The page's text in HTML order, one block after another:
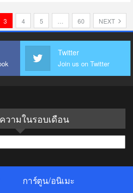
3 4 5 60 NEXT
Twitter
Join us on Twitter
วามในรอบเดือน
การ์ตูน/อนิเมะ